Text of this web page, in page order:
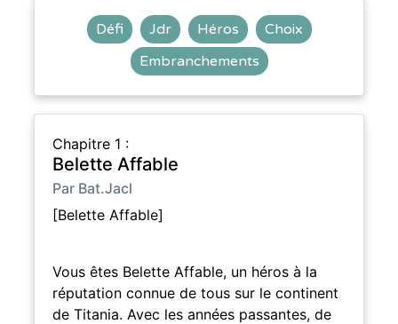
Défi Jdr Héros
Choix
Embranchements
Chapitre 1 :
Belette Affable
Par Bat.Jacl
[Belette Affable]
Vous êtes Belette Affable, un héros à la
réputation connue de tous sur le continent
de Titania. Avec les années passantes, de